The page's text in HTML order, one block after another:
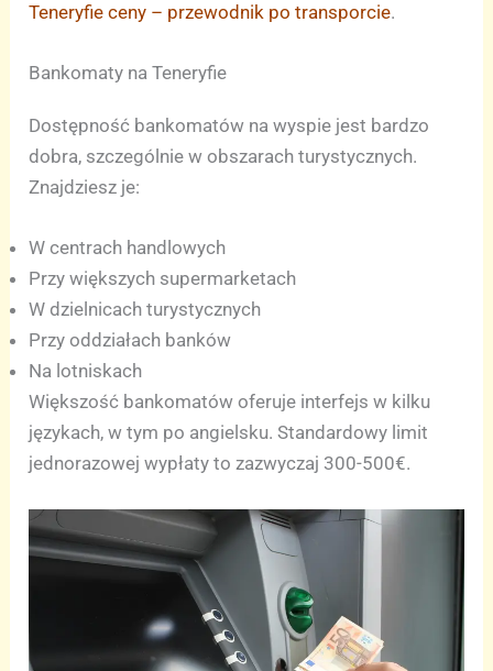
Teneryfie ceny – przewodnik po transporcie.
Bankomaty na Teneryfie
Dostępność bankomatów na wyspie jest bardzo
dobra, szczególnie w obszarach turystycznych.
Znajdziesz je:
W centrach handlowych
Przy większych supermarketach
W dzielnicach turystycznych
Przy oddziałach banków
Na lotniskach
Większość bankomatów oferuje interfejs w kilku
językach, w tym po angielsku. Standardowy limit
jednorazowej wypłaty to zazwyczaj 300-500€.